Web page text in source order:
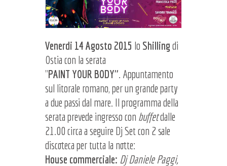
Venerdi 14 Agosto 2015 lo Shilling di
Ostia con la serata
"PAINT YOUR BODY" . Appuntamento
sul litorale romano, per un grande party
a due passi dal mare. Il programma della
serata prevede ingresso con buffetdalle
21.00 circa a seguire Dj Set con 2 sale
discoteca per tutta la notte:
House commerciale: Dj Daniele Paggi,